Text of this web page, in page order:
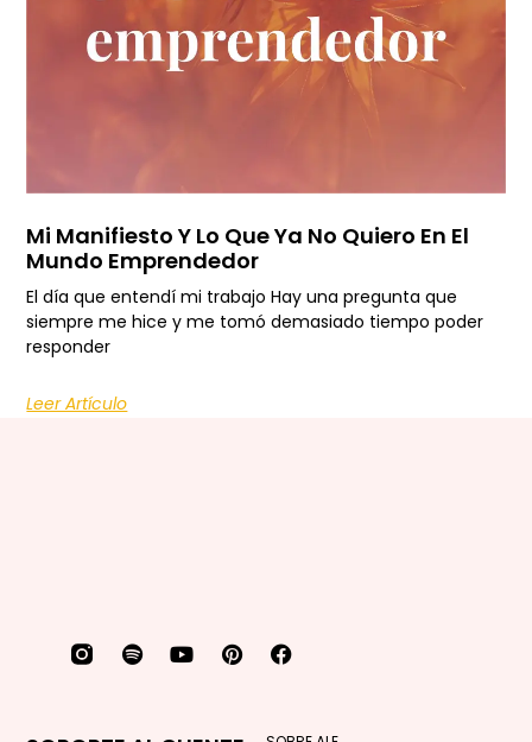
Mi Manifiesto Y Lo Que Ya No Quiero En El
Mundo Emprendedor
El día que entendí mi trabajo Hay una pregunta que
siempre me hice y me tomó demasiado tiempo poder
responder
Leer Artículo